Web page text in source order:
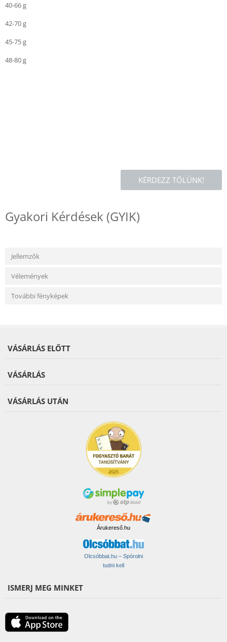
40-66 g
42-70 g
45-75 g
48-80 g
KÉRDEZZ TŐLÜNK!
Gyakori Kérdések (GYIK)
Jellemzők
Vélemények
További fényképek
VÁSÁRLÁS ELŐTT
VÁSÁRLÁS
VÁSÁRLÁS UTÁN
Árukereső.hu
Olcsóbbat.hu – Spórolni
tudni kell
ISMERJ MEG MINKET